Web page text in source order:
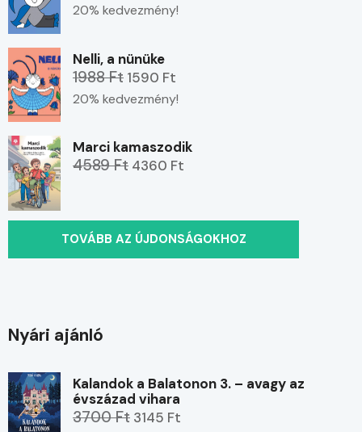
20% kedvezmény!
Nelli, a nünüke
1988 Ft 1590 Ft
20% kedvezmény!
Marci kamaszodik
4589 Ft 4360 Ft
TOVÁBB AZ ÚJDONSÁGOKHOZ
Nyári ajánló
Kalandok a Balatonon 3. – avagy az
évszázad vihara
3700 Ft 3145 Ft